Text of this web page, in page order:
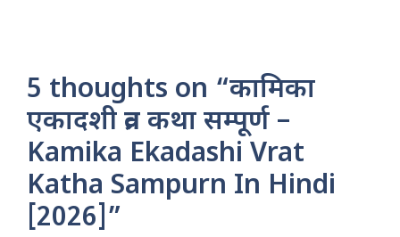
5 thoughts on “कामिका
एकादशी व्रत कथा सम्पूर्ण –
Kamika Ekadashi Vrat
Katha Sampurn In Hindi
[2026]”